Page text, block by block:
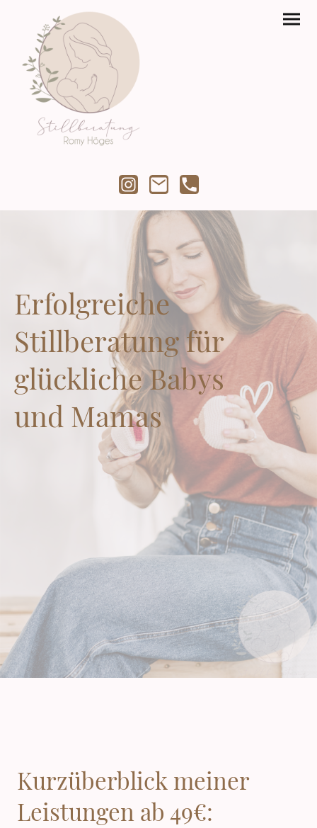
Erfolgreiche
Stillberatung für
glückliche Babys
und Mamas
Kurzüberblick meiner
Leistungen ab 49€: